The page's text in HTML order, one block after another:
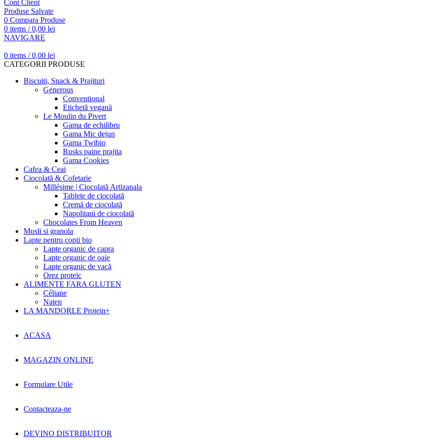
Cont Client
Produse Salvate
0 Compara Produse
0 items / 0,00 lei
NAVIGARE
0 items / 0,00 lei
CATEGORII PRODUSE
Biscuiti, Snack & Prajituri
Generous
Conventional
Etichetă vegană
Le Moulin du Pivert
Gama de echilibru
Gama Mic dejun
Gama Twibio
Rusks paine prajita
Gama Cookies
Cafea & Ceai
Ciocolată & Cofetarie
Millésime | Ciocolată Artizanala
Tablete de ciocolată
Cremă de ciocolată
Napolitani de ciocolată
Chocolates From Heaven
Musli si granola
Lapte pentru copii bio
Lapte organic de capra
Lapte organic de oaie
Lapte organic de vacă
Orez proteic
ALIMENTE FARA GLUTEN
Céliane
Naten
LA MANDORLE Protein+
ACASA
MAGAZIN ONLINE
Formulare Utile
Contacteaza-ne
DEVINO DISTRIBUITOR